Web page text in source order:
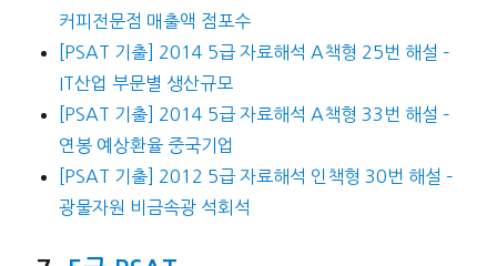
커피전문점 매출액 점포수
[PSAT 기출] 2014 5급 자료해석 A책형 25번 해설 –
IT산업 부문별 생산규모
[PSAT 기출] 2014 5급 자료해석 A책형 33번 해설 –
연봉 예상환율 중국기업
[PSAT 기출] 2012 5급 자료해석 인책형 30번 해설 –
광물자원 비금속광 석회석